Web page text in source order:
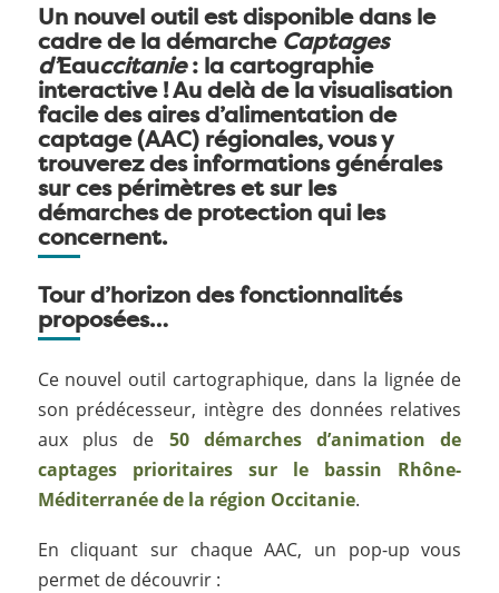
Un nouvel outil est disponible dans le
cadre de la démarche Captages
d’Eauccitanie: la cartographie
interactive ! Au delà de la visualisation
facile des aires d’alimentation de
captage (AAC) régionales, vous y
trouverez des informations générales
sur ces périmètres et sur les
démarches de protection qui les
concernent.
Tour d’horizon des fonctionnalités
proposées…
Ce nouvel outil cartographique, dans la lignée de
son prédécesseur, intègre des données relatives
aux plus de 50 démarches d’animation de
captages prioritaires sur le bassin Rhône-
Méditerranée de la région Occitanie.
En cliquant sur chaque AAC, un pop-up vous
permet de découvrir :